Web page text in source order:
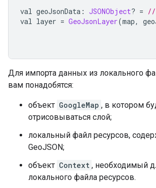
val geoJsonData : JSONObject? = //
val layer = GeoJsonLayer(map,
Для импорта данных из локального
вам понадобятся:
объект GoogleMap , в котором
отрисовываться слой;
локальный файл ресурсов,
GeoJSON;
объект Context , необходимый
локального файла ресурсов.